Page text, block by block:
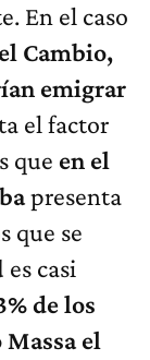
En el caso
Cambio,
emigrar
el factor
que en el
presenta
que se
casi
de los
el